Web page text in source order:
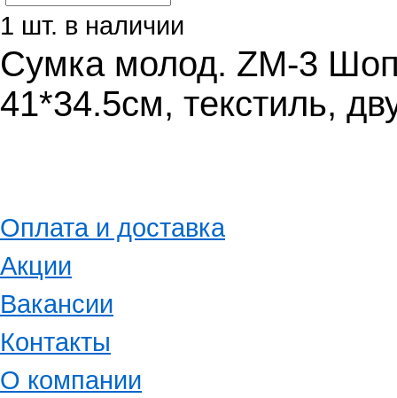
1 шт. в наличии
Сумка молод. ZM-3
41*34.5см, текстиль,
Оплата и доставка
Акции
Вакансии
Контакты
О компании